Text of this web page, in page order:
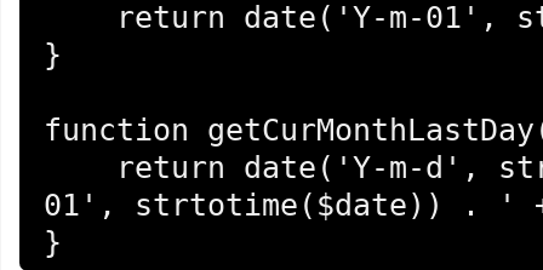
}
function
01', strtotime($date)) . '
}